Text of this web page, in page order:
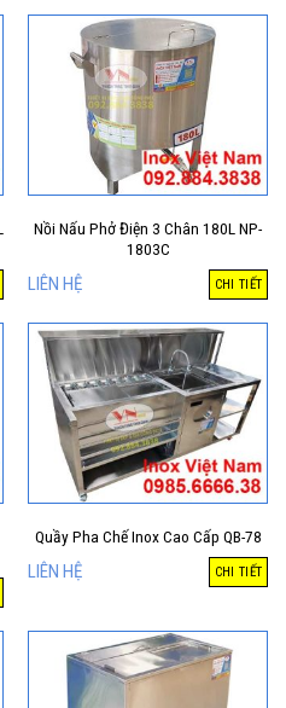
Nồi Nấu Phở Điện 3 Chân 180L NP-
1803C
LIÊN HỆ CHI TIẾT
Quầy Pha Chế Inox Cao Cấp QB-78
LIÊN HỆ CHI TIẾT